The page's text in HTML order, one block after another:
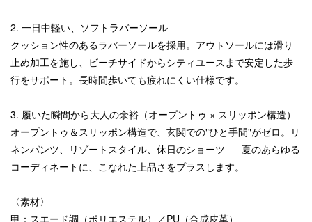
2. 一日中軽い、ソフトラバーソール
クッション性のあるラバーソールを採用。アウトソールには滑り
止め加工を施し、ビーチサイドからシティユースまで安定した歩
行をサポート。長時間歩いても疲れにくい仕様です。
3. 履いた瞬間から大人の余裕（オープントゥ × スリッポン構造）
オープントゥ＆スリッポン構造で、玄関での"ひと手間"がゼロ。リ
ネンパンツ、リゾートスタイル、休日のショーツ── 夏のあらゆる
コーディネートに、こなれた上品さをプラスします。
〈素材〉
甲：スエード調（ポリエステル）／PU（合成皮革）